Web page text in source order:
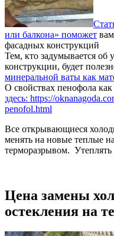
или балкона» поможет
фасадных конструкций
Тем, кто задумывается об
конструкции, будет
минеральной ваты как
О свойствах пенофола
здесь: https://
penofol.html
Все открывающиеся
менять на новые теплые
терморазрывом. Утеплять
Цена замены
остекления на